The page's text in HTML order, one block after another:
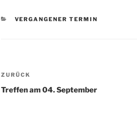
KATEGORIEN
VERGANGENER TERMIN
Beitragsnavigation
Vorheriger
Beitrag
ZURÜCK
Treffen am 04. September